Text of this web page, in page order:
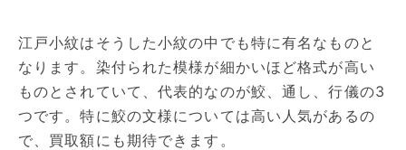
江戸小紋はそうした小紋の中でも特に有名なものと
なります。染付られた模様が細かいほど格式が高い
ものとされていて、代表的なのが鮫、通し、行儀の3
つです。特に鮫の文様については高い人気があるの
で、買取額にも期待できます。